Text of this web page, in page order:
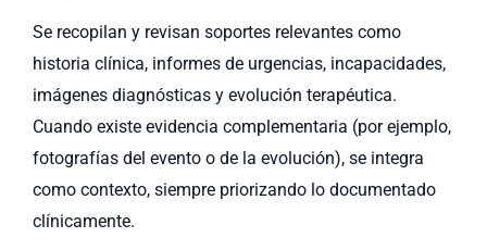
Se recopilan y revisan soportes relevantes como
historia clínica, informes de urgencias, incapacidades,
imágenes diagnósticas y evolución terapéutica.
Cuando existe evidencia complementaria (por ejemplo,
fotografías del evento o de la evolución), se integra
como contexto, siempre priorizando lo documentado
clínicamente.